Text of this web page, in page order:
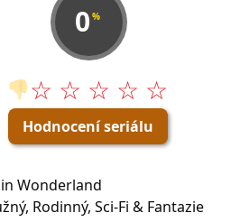
0 %
👎☆ ☆ ☆ ☆ ☆
Hodnocení seriálu
Wonderland
Rodinný, Sci-Fi & Fantazie